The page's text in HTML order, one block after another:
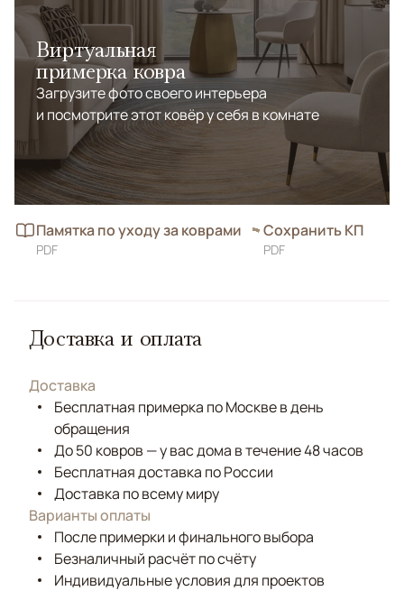
Виртуальная
примерка ковра
Загрузите фото своего интерьера
и посмотрите этот ковёр у себя в комнате
Памятка по уходу за коврами
PDF
Сохранить КП
PDF
Доставка и оплата
Доставка
Бесплатная примерка по Москве в день
обращения
До 50 ковров — у вас дома в течение 48 часов
Бесплатная доставка по России
Доставка по всему миру
Варианты оплаты
После примерки и финального выбора
Безналичный расчёт по счёту
Индивидуальные условия для проектов